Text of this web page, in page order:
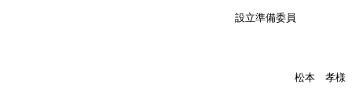
設立準備委員
松本 孝様